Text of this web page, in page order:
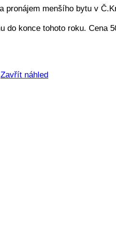
pronájem menšího bytu v
do konce tohoto roku. Cena
Zavřít náhled